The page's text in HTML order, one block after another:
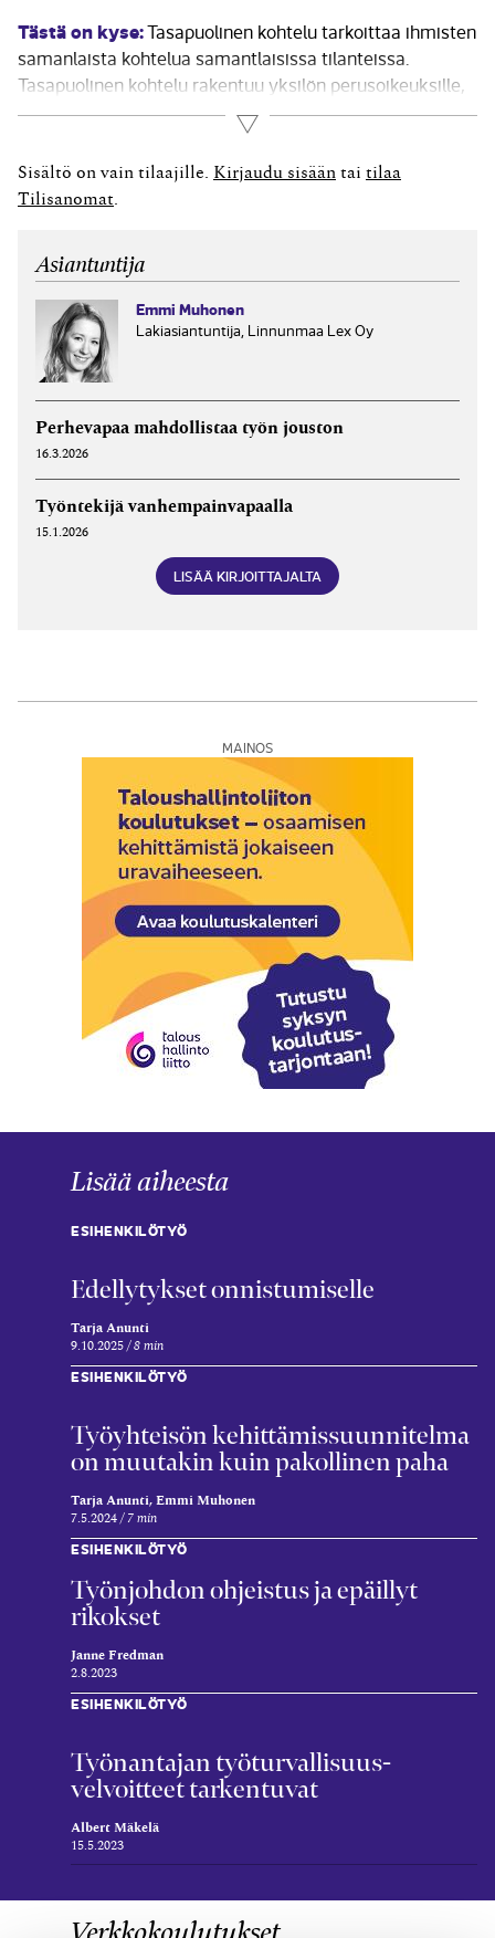
Tästä on kyse:Tasapuolinen kohtelu tarkoittaa ihmisten
samanlaista kohtelua samantlaisissa tilanteissa.
Tasapuolinen kohtelu rakentuu yksilön perusoikeuksille,
läpinäkyville kriteereille, yhteisesti noudatetuille
toimintaperiaatteille sekä mahdollisuudelle suoriutua
annetuista vastuista ja työtehtävistä. Etenkin
eturistiriitatilanteissa työnantajan voi olla vaikea luovia
Lue lisää
Sisältö on vain tilaajille. Kirjaudu sisään tai tilaa
Tilisanomat
Asiantuntija
Emmi Muhonen
Lakiasiantuntija, Linnunmaa Lex Oy
Perhevapaa mahdollistaa työn jouston
16.3.2026
Työntekijä vanhempainvapaalla
15.1.2026
LISÄÄ KIRJOITTAJALTA
MAINOS
Lisää aiheesta
ESIHENKILÖTYÖ
Edellytykset onnistumiselle
Tarja Anunti
9.10.2025 8 min
ESIHENKILÖTYÖ
Työyhteisön kehittämis­suunnitelma
on muutakin kuin pakollinen paha
Tarja Anunti, Emmi Muhonen
7.5.2024 7 min
ESIHENKILÖTYÖ
Työnjohdon ohjeistus ja epäillyt
rikokset
Janne Fredman
2.8.2023
ESIHENKILÖTYÖ
Työn­antajan työ­turvallisuus­
velvoitteet tarken­tuvat
Albert Mäkelä
15.5.2023